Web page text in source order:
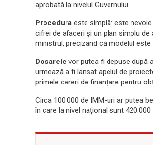
aprobată la nivelul Guvernului.
Procedura este simplă: este
cifrei de afaceri și un plan simplu de
ministrul, precizând că modelul este
Dosarele vor putea fi depuse după
urmează a fi lansat apelul de
primele cereri de finanțare pentru
Circa 100.000 de IMM-uri ar putea
în care la nivel național sunt